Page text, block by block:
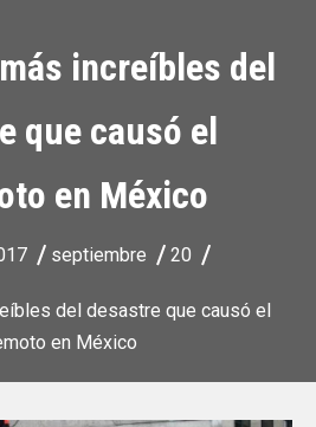
increíbles del
que causó el
en México
septiembre 20
del desastre que causó el
en México